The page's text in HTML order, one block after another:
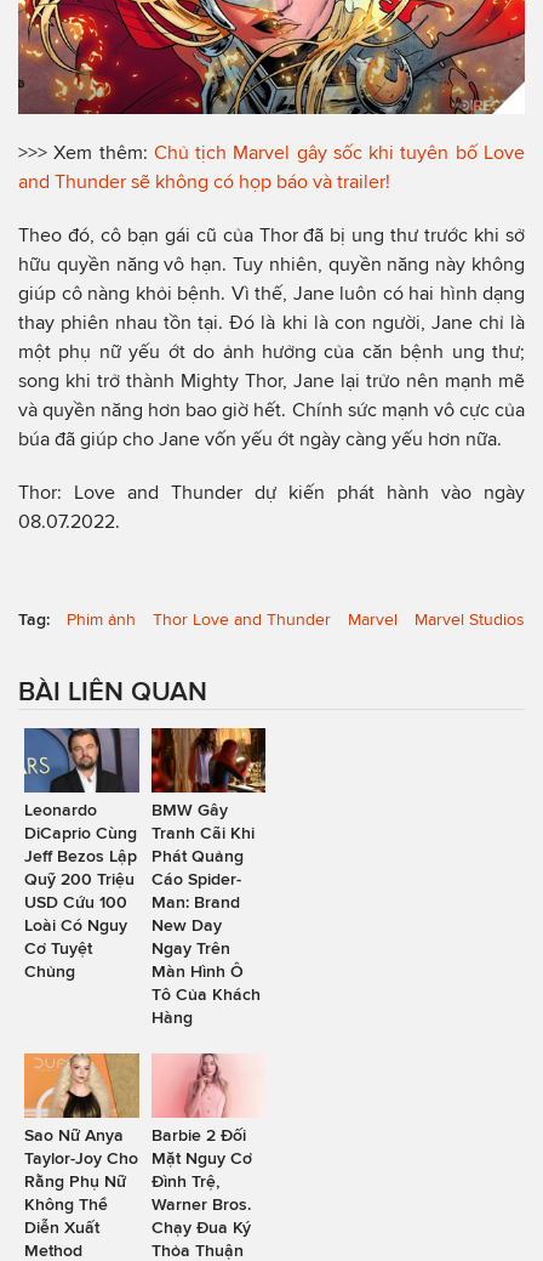
>>> Xem thêm: Chủ tịch Marvel gây sốc khi tuyên bố Love
and Thunder sẽ không có họp báo và trailer!
Theo đó, cô bạn gái cũ của Thor đã bị ung thư trước khi sở
hữu quyền năng vô hạn. Tuy nhiên, quyền năng này không
giúp cô nàng khỏi bệnh. Vì thế, Jane luôn có hai hình dạng
thay phiên nhau tồn tại. Đó là khi là con người, Jane chỉ là
một phụ nữ yếu ớt do ảnh hưởng của căn bệnh ung thư;
song khi trở thành Mighty Thor, Jane lại trửo nên mạnh mẽ
và quyền năng hơn bao giờ hết. Chính sức mạnh vô cực của
búa đã giúp cho Jane vốn yếu ớt ngày càng yếu hơn nữa.
Thor: Love and Thunder dự kiến phát hành vào ngày
08.07.2022.
Tag: Phim ảnh Thor Love and Thunder Marvel Marvel Studios
BÀI LIÊN QUAN
Leonardo
DiCaprio Cùng
Jeff Bezos Lập
Quỹ 200 Triệu
USD Cứu 100
Loài Có Nguy
Cơ Tuyệt
Chủng
BMW Gây
Tranh Cãi Khi
Phát Quảng
Cáo Spider-
Man: Brand
New Day
Ngay Trên
Màn Hình Ô
Tô Của Khách
Hàng
Sao Nữ Anya
Taylor-Joy Cho
Rằng Phụ Nữ
Không Thể
Diễn Xuất
Method
Barbie 2 Đối
Mặt Nguy Cơ
Đình Trệ,
Warner Bros.
Chạy Đua Ký
Thỏa Thuận